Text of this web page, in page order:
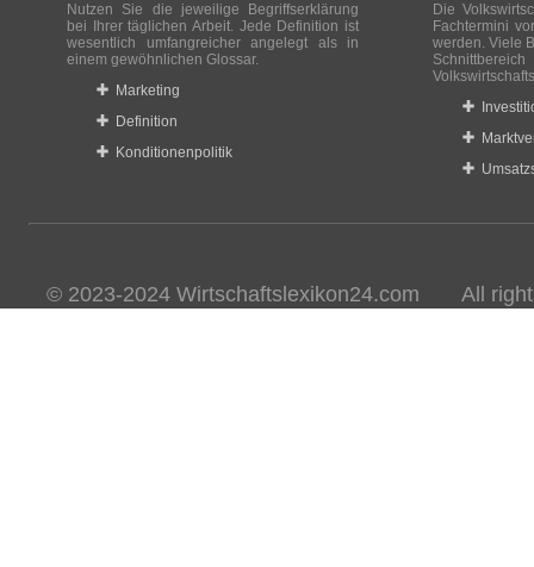
Nutzen Sie die jeweilige Begriffserklärung
bei Ihrer täglichen Arbeit. Jede Definition ist
wesentlich umfangreicher angelegt als in
einem gewöhnlichen Glossar.
Marketing
Definition
Konditionenpolitik
Die
Fachtermini
werden. Viele
© 2023-2024 Wirtschaftslexikon24.com All